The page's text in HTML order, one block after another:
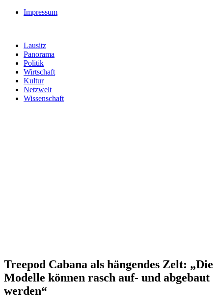
Impressum
Lausitz
Panorama
Politik
Wirtschaft
Kultur
Netzwelt
Wissenschaft
Treepod Cabana als hängendes Zelt: „Die
Modelle können rasch auf- und abgebaut
werden“